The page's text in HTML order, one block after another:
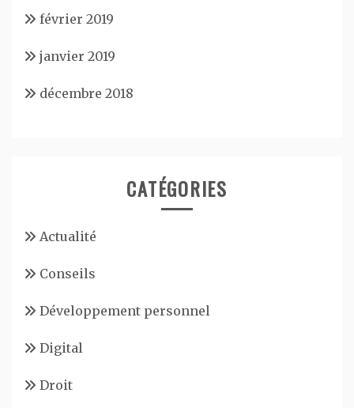
février 2019
janvier 2019
décembre 2018
CATÉGORIES
Actualité
Conseils
Développement personnel
Digital
Droit